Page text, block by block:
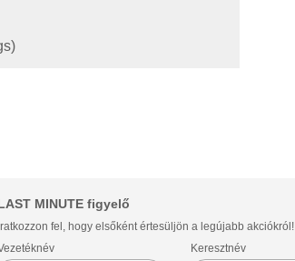
MINUTE figyelő
Iratkozzon fel, hogy elsőként értesüljön a legújabb akciókról!
Keresztnév